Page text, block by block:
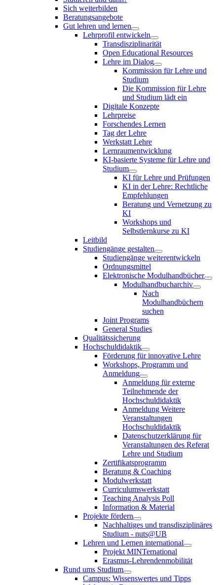
Sich weiterbilden
Beratungsangebote
Gut lehren und lernen
Lehrprofil entwickeln
Transdisziplinarität
Open Educational Resources
Lehre im Dialog
Kommission für Lehre und
Studium
Die Kommission für Lehre
und Studium lädt ein
Digitale Konzepte
Lehrpreise
Forschendes Lernen
Tag der Lehre
Werkstatt Lehre
Lernraumentwicklung
KI-basierte Systeme für Lehre und
Studium
KI für Lehre und Prüfungen
KI in der Lehre: Rechtliche
Empfehlungen
Beratung und Vernetzung zu
KI
Workshops und
Selbstlernkurse zu KI
Leitbild
Studiengänge gestalten
Studiengänge weiterentwickeln
Ordnungsmittel
Elektronische Modulhandbücher
Modulhandbucharchiv
Nach
Modulhandbüchern
suchen
Joint Programs
General Studies
Qualitätssicherung
Hochschuldidaktik
Förderung für innovative Lehre
Workshops, Programm und
Anmeldung
Anmeldung für externe
Teilnehmende der
Hochschuldidaktik
Anmeldung Weitere
Veranstaltungen
Hochschuldidaktik
Datenschutzerklärung für
Veranstaltungen des Referat
Lehre und Studium
Zertifikatsprogramm
Beratung & Coaching
Modulwerkstatt
Curriculumswerkstatt
Teaching Analysis Poll
Information & Material
Projekte fördern
Nachhaltiges und transdisziplinäres
Studium - nuts@UB
Lehren und Lernen international
Projekt MINTernational
Erasmus-Lehrendenmobilität
Rund ums Studium
Campus: Wissenswertes und Tipps